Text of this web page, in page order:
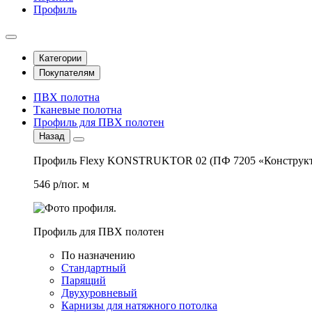
Профиль
Категории
Покупателям
ПВХ полотна
Тканевые полотна
Профиль для ПВХ полотен
Назад
Профиль Flexy KONSTRUKTOR 02 (ПФ 7205
546 р/пог. м
Профиль для ПВХ полотен
По назначению
Стандартный
Парящий
Двухуровневый
Карнизы для натяжного потолка